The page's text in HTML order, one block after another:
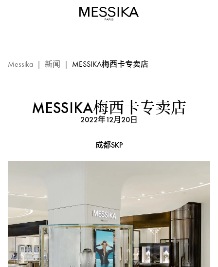
Messika | 新闻 | MESSIKA梅西卡专卖店
MESSIKA梅西卡专卖店
2022年12月20日
成都SKP